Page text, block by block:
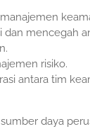
mencegah
risiko.
antara tim
daya